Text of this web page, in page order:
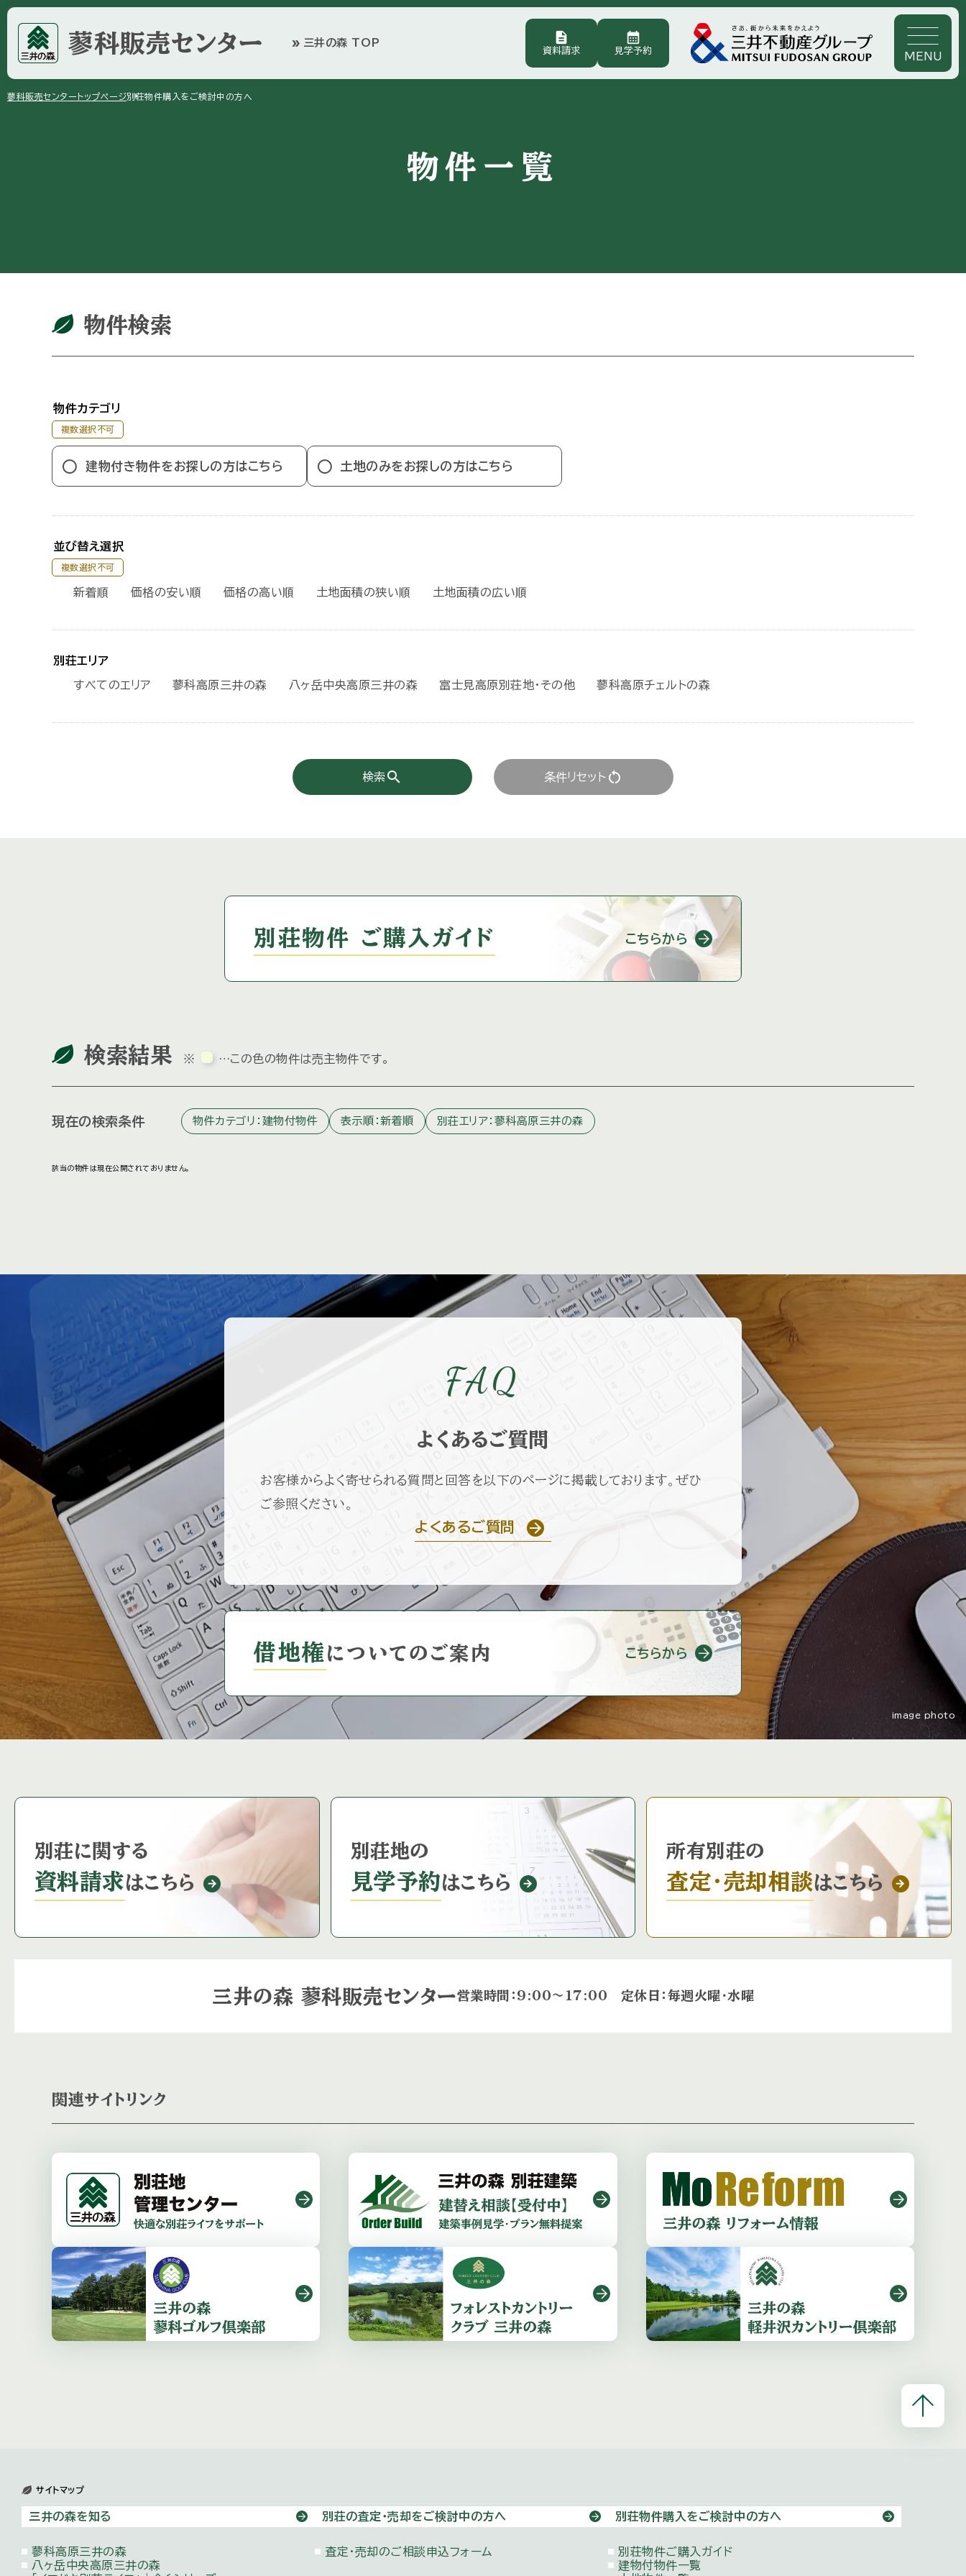
蓼科販売センター double_arrow 三井の森 TOP description
資料請求
calendar_month
見学予約
MENU
蓼科販売センター トップページ arrow_right
別荘物件購入をご検討中の方へ
物件一覧
物件検索
物件カテゴリ
複数選択不可
建物付き物件をお探しの方はこちら 土地のみをお探しの方はこちら
並び替え選択
複数選択不可
新着順 価格の安い順 価格の高い順 土地面積の狭い順 土地面積の広い順
別荘エリア
すべてのエリア 蓼科高原三井の森 八ヶ岳中央高原三井の森 富士見高原別荘地・その他 蓼科高原チェルトの森
検索 search 条件リセット restart_alt
別荘物件 ご購入ガイド こちらから
検索結果 ※ …この色の物件は売主物件です。
現在の検索条件 物件カテゴリ：建物付物件 表示順：新着順 別荘エリア：蓼科高原三井の森
該当の物件は現在公開されておりません。
FAQ
よくあるご質問
お客様からよく寄せられる質問と回答を以下のページに掲載しております。ぜひ
ご参照ください。
よくあるご質問 arrow_forward
借地権 に ついてのご案内 こちらから
image photo
別荘に関する
資料請求はこちら
別荘地の
見学予約はこちら
所有別荘の
査定・売却相談はこちら
三井の森 蓼科販売センター営業時間：9:00〜17:00 定休日：毎週火曜・水曜
関連サイトリンク
サイトマップ
三井の森を知る
蓼科高原三井の森
八ヶ岳中央高原三井の森
別荘の査定・売却をご検討中の方へ
査定・売却のご相談申込フォーム
別荘物件購入をご検討中の方へ
別荘物件ご購入ガイド
建物付物件一覧